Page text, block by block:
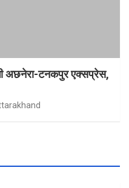
अछनेरा-टनकपुर एक्सप्रेस,